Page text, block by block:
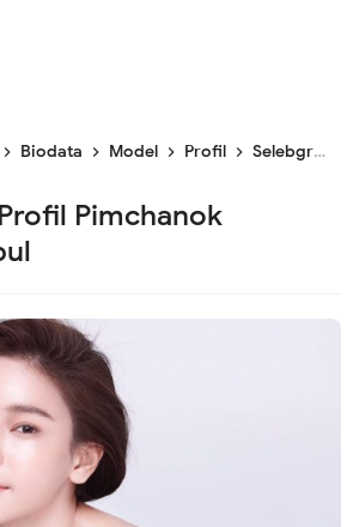
Biodata Model Profil Selebgram
Pimchanok